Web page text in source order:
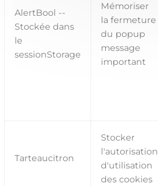
AlertBool --
Stockée dans
le
sessionStorage
Mémoriser
la fermeture
du popup
message
important
Tarteaucitron
Stocker
l'autorisation
d'utilisation
des cookies